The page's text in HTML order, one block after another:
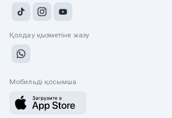
Қолдау қызметіне жазу
Мобильді қосымша